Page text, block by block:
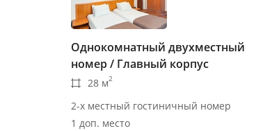
Однокомнатный двухместный
номер / Главный корпус
28 м2
2-х местный гостиничный номер
1 доп. место